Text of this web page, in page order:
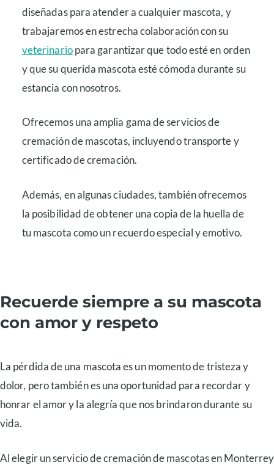
diseñadas para atender a cualquier mascota, y
trabajaremos en estrecha colaboración con su
veterinariopara garantizar que todo esté en orden
y que su querida mascota esté cómoda durante su
estancia con nosotros.
Ofrecemos una amplia gama de servicios de
cremación de mascotas, incluyendo transporte y
certificado de cremación.
Además, en algunas ciudades, también ofrecemos
la posibilidad de obtener una copia de la huella de
tu mascota como un recuerdo especial y emotivo.
Recuerde siempre a su mascota
con amor y respeto
La pérdida de una mascota es un momento de tristeza y
dolor, pero también es una oportunidad para recordar y
honrar el amor y la alegría que nos brindaron durante su
vida.
Al elegir un servicio de cremación de mascotas en Monterrey